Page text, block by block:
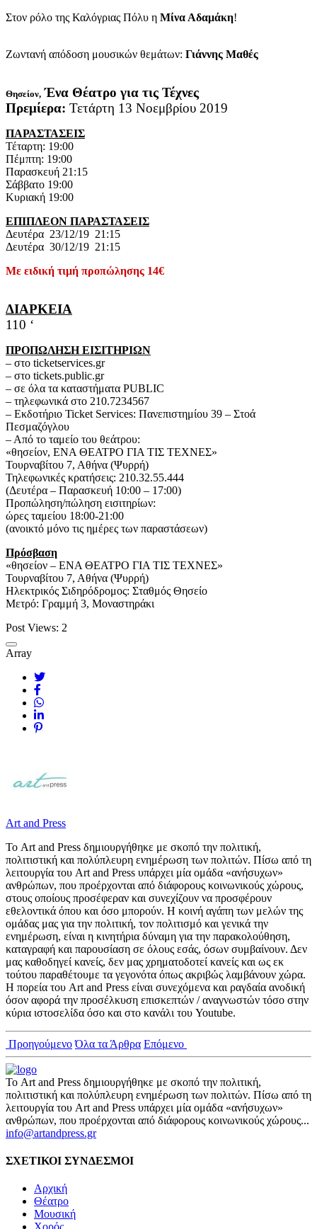
Στον ρόλο της Καλόγριας Πόλυ η Μίνα Αδαμάκη!
Ζωντανή απόδοση μουσικών θεμάτων: Γιάννης Μαθές
Θησείον, Ένα Θέατρο για τις Τέχνες
Πρεμίερα: Τετάρτη 13 Νοεμβρίου 2019
ΠΑΡΑΣΤΑΣΕΙΣ
Τέταρτη: 19:00
Πέμπτη: 19:00
Παρασκευή 21:15
Σάββατο 19:00
Κυριακή 19:00
ΕΠΙΠΛΕΟΝ ΠΑΡΑΣΤΑΣΕΙΣ
Δευτέρα 23/12/19 21:15
Δευτέρα 30/12/19 21:15
Με ειδική τιμή προπώλησης 14€
ΔΙΑΡΚΕΙΑ
110 ‘
ΠΡΟΠΩΛΗΣΗ ΕΙΣΙΤΗΡΙΩΝ
– στο ticketservices.gr
– στο tickets.public.gr
– σε όλα τα καταστήματα PUBLIC
– τηλεφωνικά στο 210.7234567
– Εκδοτήριο Ticket Services: Πανεπιστημίου 39 – Στοά
Πεσμαζόγλου
– Από το ταμείο του θεάτρου:
«θησείον, ΕΝΑ ΘΕΑΤΡΟ ΓΙΑ ΤΙΣ ΤΕΧΝΕΣ»
Τουρναβίτου 7, Αθήνα (Ψυρρή)
Τηλεφωνικές κρατήσεις: 210.32.55.444
(Δευτέρα – Παρασκευή 10:00 – 17:00)
Προπώληση/πώληση εισιτηρίων:
ώρες ταμείου 18:00-21:00
(ανοικτό μόνο τις ημέρες των παραστάσεων)
Πρόσβαση
«θησείον – ΕΝΑ ΘΕΑΤΡΟ ΓΙΑ ΤΙΣ ΤΕΧΝΕΣ»
Τουρναβίτου 7, Αθήνα (Ψυρρή)
Ηλεκτρικός Σιδηρόδρομος: Σταθμός Θησείο
Μετρό: Γραμμή 3, Μοναστηράκι
Post Views: 2
Array
Art and Press
Το Art and Press δημιουργήθηκε με σκοπό την πολιτική,
πολιτιστική και πολύπλευρη ενημέρωση των πολιτών. Πίσω από τη
λειτουργία του Art and Press υπάρχει μία ομάδα «ανήσυχων»
ανθρώπων, που προέρχονται από διάφορους κοινωνικούς χώρους,
στους οποίους προσέφεραν και συνεχίζουν να προσφέρουν
εθελοντικά όπου και όσο μπορούν. Η κοινή αγάπη των μελών της
ομάδας μας για την πολιτική, τον πολιτισμό και γενικά την
ενημέρωση, είναι η κινητήρια δύναμη για την παρακολούθηση,
καταγραφή και παρουσίαση σε όλους εσάς, όσων συμβαίνουν. Δεν
μας καθοδηγεί κανείς, δεν μας χρηματοδοτεί κανείς και ως εκ
τούτου παραθέτουμε τα γεγονότα όπως ακριβώς λαμβάνουν χώρα.
Η πορεία του Art and Press είναι συνεχόμενα και ραγδαία ανοδική
όσον αφορά την προσέλκυση επισκεπτών / αναγνωστών τόσο στην
κύρια ιστοσελίδα όσο και στο κανάλι του Youtube.
Προηγούμενο Όλα τα Άρθρα Επόμενο
Το Art and Press δημιουργήθηκε με σκοπό την πολιτική,
πολιτιστική και πολύπλευρη ενημέρωση των πολιτών. Πίσω από τη
λειτουργία του Art and Press υπάρχει μία ομάδα «ανήσυχων»
ανθρώπων, που προέρχονται από διάφορους κοινωνικούς χώρους...
info@artandpress.gr
ΣΧΕΤΙΚΟΙ ΣΥΝΔΕΣΜΟΙ
Αρχική
Θέατρο
Μουσική